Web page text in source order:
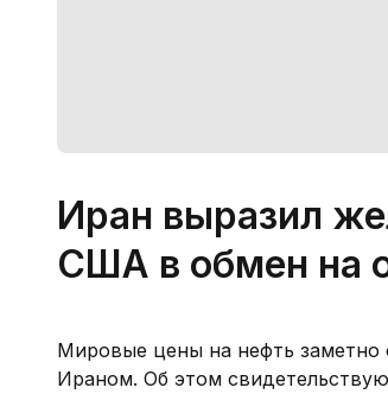
Иран выразил
США в обмен на
Мировые цены на нефть
Ираном. Об этом